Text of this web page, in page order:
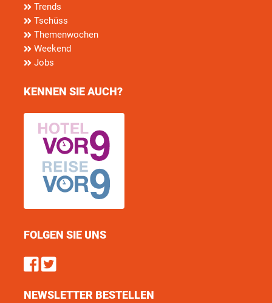
Trends
Tschüss
Themenwochen
Weekend
Jobs
KENNEN SIE AUCH?
FOLGEN SIE UNS
Find us on Facebook
Follow us on Twitter
NEWSLETTER BESTELLEN